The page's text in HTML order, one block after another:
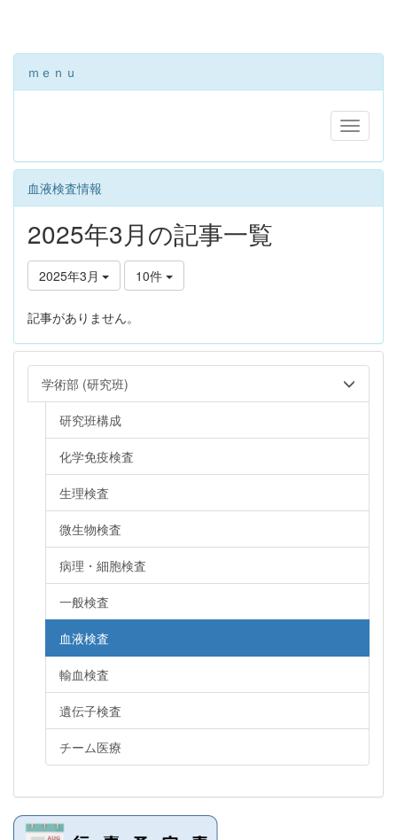
ｍｅｎｕ
血液検査情報
2025年3月の記事一覧
2025年3月 10件
記事がありません。
学術部 (研究班)
研究班構成
化学免疫検査
生理検査
微生物検査
病理・細胞検査
一般検査
血液検査
輸血検査
遺伝子検査
チーム医療